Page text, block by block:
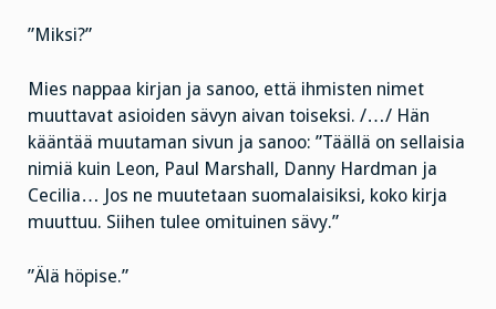
”Miksi?”
Mies nappaa kirjan ja sanoo, että ihmisten nimet
muuttavat asioiden sävyn aivan toiseksi. /…/ Hän
kääntää muutaman sivun ja sanoo: ”Täällä on sellaisia
nimiä kuin Leon, Paul Marshall, Danny Hardman ja
Cecilia… Jos ne muutetaan suomalaisiksi, koko kirja
muuttuu. Siihen tulee omituinen sävy.”
”Älä höpise.”